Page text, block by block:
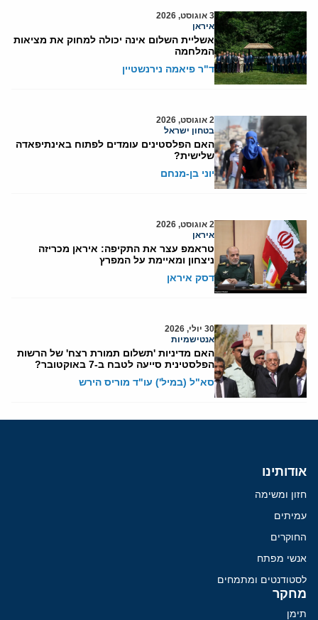
3 אוגוסט, 2026
איראן
אשליית השלום אינה יכולה למחוק את מציאות
המלחמה
ד"ר פיאמה נירנשטיין
2 אוגוסט, 2026
בטחון ישראל
האם הפלסטינים עומדים לפתוח באינתיפאדה
שלישית?
יוני בן-מנחם
2 אוגוסט, 2026
איראן
טראמפ עצר את התקיפה: איראן מכריזה
ניצחון ומאיימת על המפרץ
דסק איראן
30 יולי, 2026
אנטישמיות
האם מדיניות 'תשלום תמורת רצח' של הרשות
הפלסטינית סייעה לטבח ב-7 באוקטובר?
סא"ל (במיל') עו"ד מוריס הירש
אודותינו
חזון ומשימה
עמיתים
החוקרים
אנשי מפתח
לסטודנטים ומתמחים
מחקר
תימן